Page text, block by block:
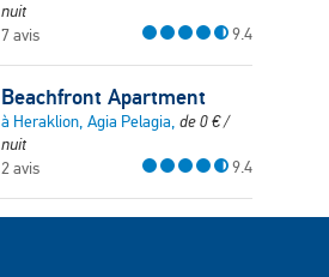
nuit
7 avis
9.4
Beachfront Apartment
à Heraklion, Agia Pelagia, de0€/
nuit
2 avis
9.4